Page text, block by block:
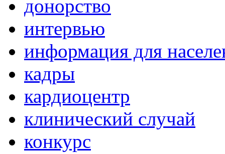
донорство
интервью
информация для
кадры
кардиоцентр
клинический случай
конкурс